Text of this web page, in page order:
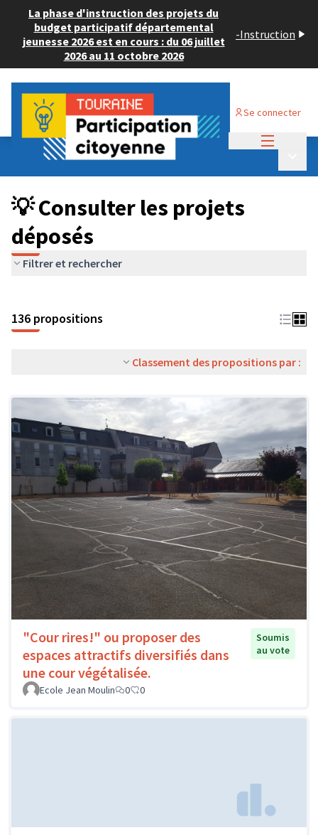
La phase d'instruction des projets du
budget participatif départemental
jeunesse 2026 est en cours : du 06 juillet
2026 au 11 octobre 2026
-Instruction
Se connecter
Budget Participatif JEUNESSE 2024
💡 Consulter les projets déposés
💡 Consulter les projets
déposés
Filtrer et rechercher
136 propositions
Classement des propositions par :
"Cour rires!" ou proposer des
espaces attractifs diversifiés dans
une cour végétalisée.
Soumis
au vote
Ecole Jean Moulin 0 0